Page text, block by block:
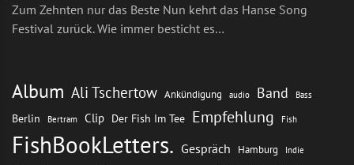
Zum Zehnten nur das Beste Nun kehrt das Hanse Song
Festival zurück. Wie immer besticht es…
Album Ali Tschertow Ankündigung audio Band Bass
Berlin Bertram Clip Der Fish Im Tee Empfehlung Fish
FishBookLetters. Gespräch Hamburg Indie